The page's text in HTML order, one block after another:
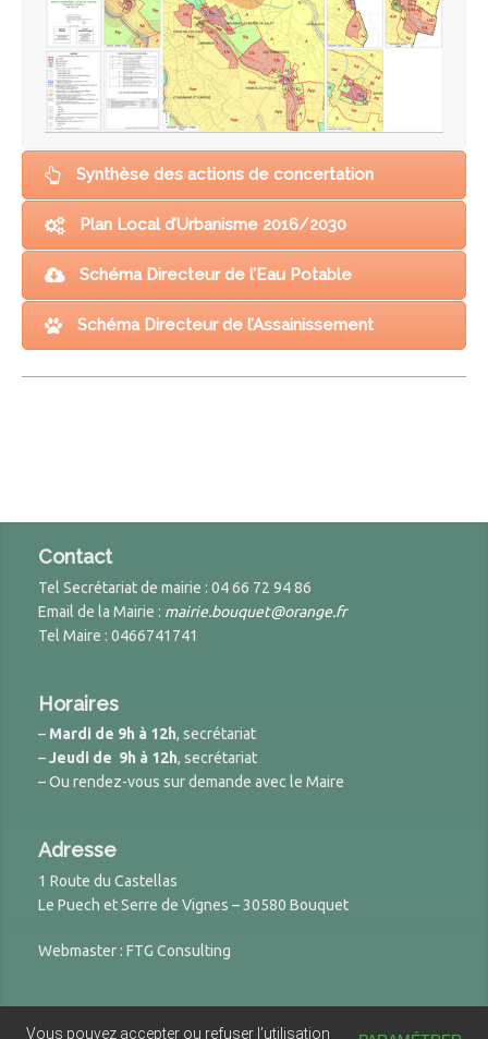
Synthèse des actions de concertation
Plan Local d’Urbanisme 2016/2030
Schéma Directeur de l’Eau Potable
Schéma Directeur de l’Assainissement
Contact
Tel Secrétariat de mairie : 04 66 72 94 86
Email de la Mairie : mairie.bouquet@orange.fr
Tel Maire : 0466741741
Horaires
– Mardi de 9h à 12h, secrétariat
–Jeudi de 9h à 12h, secrétariat
– Ou rendez-vous sur demande avec le Maire
Adresse
1 Route du Castellas
Le Puech et Serre de Vignes – 30580 Bouquet
Webmaster : FTG Consulting
Vous pouvez accepter ou refuser l’utilisation